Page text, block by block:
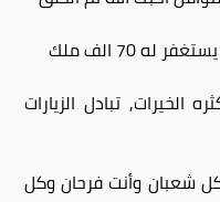
70 الف ملك
تبادل الزيارات
شعبان وأنت فرحان وكل